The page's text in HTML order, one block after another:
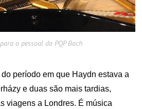
o pessoal do PQP Bach
período em que Haydn estava a
e duas são mais tardias,
viagens a Londres. É música